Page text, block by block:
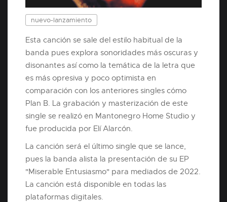
nuevo-lanzamiento
Esta canción se sale del estilo habitual de la
banda pues explora sonoridades más oscuras y
disonantes así como la temática de la letra que
es más opresiva y poco optimista en
comparación con los anteriores singles cómo
Plan B. La grabación y masterización de este
single se realizó en Mantonegro Home Studio y
fue producida por Elí Alarcón.
La canción será el último single que se lance,
pues la banda alista la presentación de su EP
"Miserable Entusiasmo" para mediados de 2022.
La canción está disponible en todas las
plataformas digitales.